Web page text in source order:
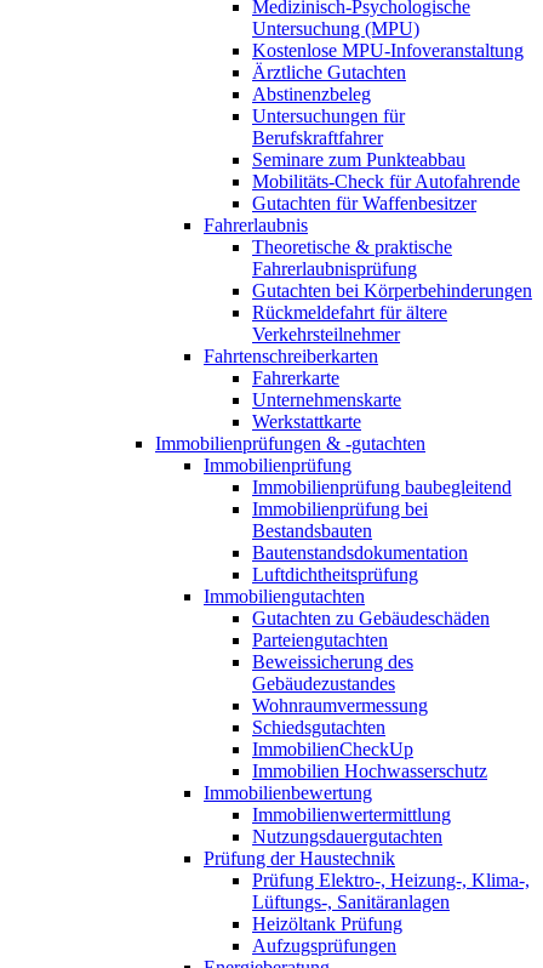
Medizinisch-Psychologische
Untersuchung (MPU)
Kostenlose MPU-Infoveranstaltung
Ärztliche Gutachten
Abstinenzbeleg
Untersuchungen für
Berufskraftfahrer
Seminare zum Punkteabbau
Mobilitäts-Check für Autofahrende
Gutachten für Waffenbesitzer
Fahrerlaubnis
Theoretische & praktische
Fahrerlaubnisprüfung
Gutachten bei Körperbehinderungen
Rückmeldefahrt für ältere
Verkehrsteilnehmer
Fahrtenschreiberkarten
Fahrerkarte
Unternehmenskarte
Werkstattkarte
Immobilienprüfungen & -gutachten
Immobilienprüfung
Immobilienprüfung baubegleitend
Immobilienprüfung bei
Bestandsbauten
Bautenstandsdokumentation
Luftdichtheitsprüfung
Immobiliengutachten
Gutachten zu Gebäudeschäden
Parteiengutachten
Beweissicherung des
Gebäudezustandes
Wohnraumvermessung
Schiedsgutachten
ImmobilienCheckUp
Immobilien Hochwasserschutz
Immobilienbewertung
Immobilienwertermittlung
Nutzungsdauergutachten
Prüfung der Haustechnik
Prüfung Elektro-, Heizung-, Klima-,
Lüftungs-, Sanitäranlagen
Heizöltank Prüfung
Aufzugsprüfungen